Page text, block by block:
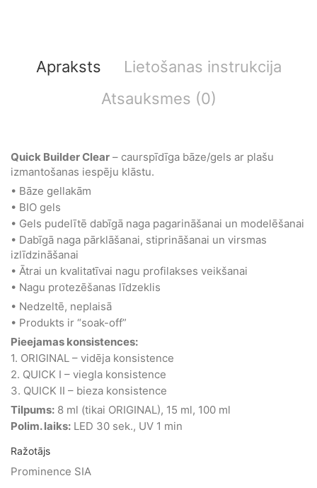
Apraksts
Lietošanas instrukcija
Atsauksmes (0)
Quick Builder Clear – caurspīdīga bāze/gels ar plašu
izmantošanas iespēju klāstu.
• Bāze gellakām
• BIO gels
• Gels pudelītē dabīgā naga pagarināšanai un modelēšanai
• Dabīgā naga pārklāšanai, stiprināšanai un virsmas
izlīdzināšanai
• Ātrai un kvalitatīvai nagu profilakses veikšanai
• Nagu protezēšanas līdzeklis
• Nedzeltē, neplaisā
• Produkts ir “soak-off”
Pieejamas konsistences:
1. ORIGINAL – vidēja konsistence
2. QUICK I – viegla konsistence
3. QUICK II – bieza konsistence
Tilpums: 8 ml (tikai ORIGINAL), 15 ml, 100 ml
Polim. laiks: LED 30 sek., UV 1 min
Ražotājs
Prominence SIA